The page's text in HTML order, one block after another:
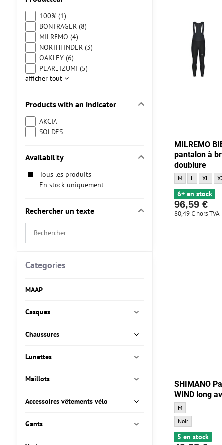
MILREMO
pantalon à
doublure
MILREMO
M MILREMO
L XL
6+ en stock
96,59 €
80,49 € hors TVA
SHIMANO
WIND long
SHIMANO
M
SHIMANO
Noir
5 en stock
100% (1)
BONTRAGER (8)
MILREMO (4)
NORTHFINDER (3)
OAKLEY (6)
PEARL IZUMI (5)
afficher tout
Products with an indicator
AKCIA
SOLDES
Availability
Tous les produits
En stock uniquement
Rechercher un texte
Search
by
Categories
MAAP
Casques
Chaussures
Lunettes
Maillots
Accessoires vêtements vélo
Gants